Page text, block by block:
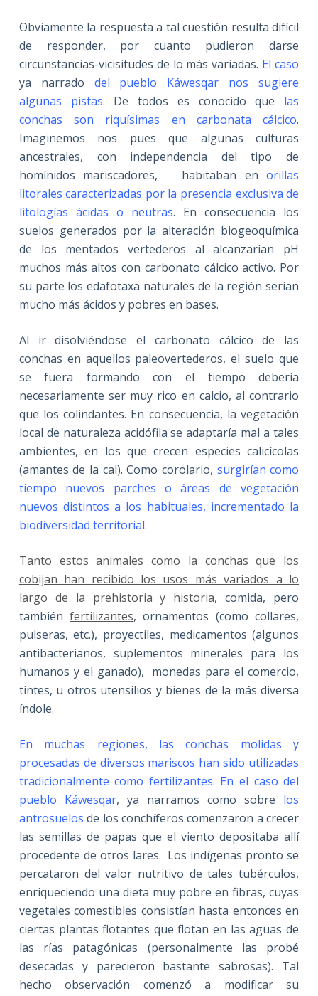
Obviamente la respuesta a tal cuestión resulta difícil
de responder, por cuanto pudieron darse
circunstancias-vicisitudes de lo más variadas. El caso
ya narrado del pueblo Káwesqar nos sugiere
algunas pistas. De todos es conocido que las
conchas son riquísimas en carbonata cálcico.
Imaginemos nos pues que algunas culturas
ancestrales, con independencia del tipo de
homínidos mariscadores, habitaban enorillas
litorales caracterizadas por la presencia exclusiva de
litologías ácidas o neutras. En consecuencia los
suelos generados por la alteración biogeoquímica
de los mentados vertederos al alcanzarían pH
muchos más altos con carbonato cálcico activo. Por
su parte los edafotaxa naturales de la región serían
mucho más ácidos y pobres en bases.
Al ir disolviéndose el carbonato cálcico de las
conchas en aquellos paleovertederos, el suelo que
se fuera formando con el tiempo debería
necesariamente ser muy rico en calcio, al contrario
que los colindantes. En consecuencia, la vegetación
local de naturaleza acidófila se adaptaría mal a tales
ambientes, en los que crecen especies calicícolas
(amantes de la cal). Como corolario, surgirían como
tiempo nuevos parches o áreas de vegetación
nuevos distintos a los habituales, incrementado la
biodiversidad territorial.
Tanto estos animales como la conchas que los
cobijan han recibido los usos más variados a lo
largo de la prehistoria y historia, comida, pero
tambiénfertilizantes, ornamentos (como collares,
pulseras, etc.), proyectiles, medicamentos (algunos
antibacterianos, suplementos minerales para los
humanos y el ganado), monedas para el comercio,
tintes, u otros utensilios y bienes de la más diversa
índole.
En muchas regiones, las conchas molidas y
procesadas de diversos mariscos han sido utilizadas
tradicionalmente como fertilizantes. En el caso del
pueblo Káwesqar, ya narramos como sobre los
antrosuelosde los conchíferos comenzaron a crecer
las semillas de papas que el viento depositaba allí
procedente de otros lares. Los indígenas pronto se
percataron del valor nutritivo de tales tubérculos,
enriqueciendo una dieta muy pobre en fibras, cuyas
vegetales comestibles consistían hasta entonces en
ciertas plantas flotantes que flotan en las aguas de
las rías patagónicas (personalmente las probé
desecadas y parecieron bastante sabrosas). Tal
hecho observación comenzó a modificar su